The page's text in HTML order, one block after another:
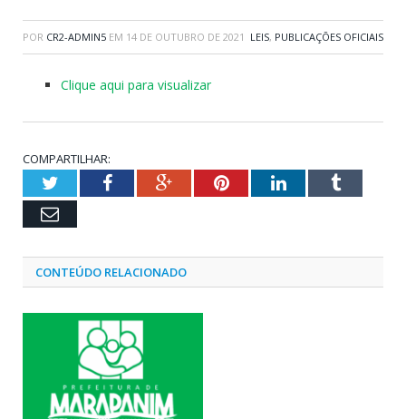
POR CR2-ADMIN5 EM 14 DE OUTUBRO DE 2021 LEIS, PUBLICAÇÕES OFICIAIS
Clique aqui para visualizar
COMPARTILHAR:
TwitterFacebookGoogle+PinterestLinkedInTumblr
Email
CONTEÚDO RELACIONADO